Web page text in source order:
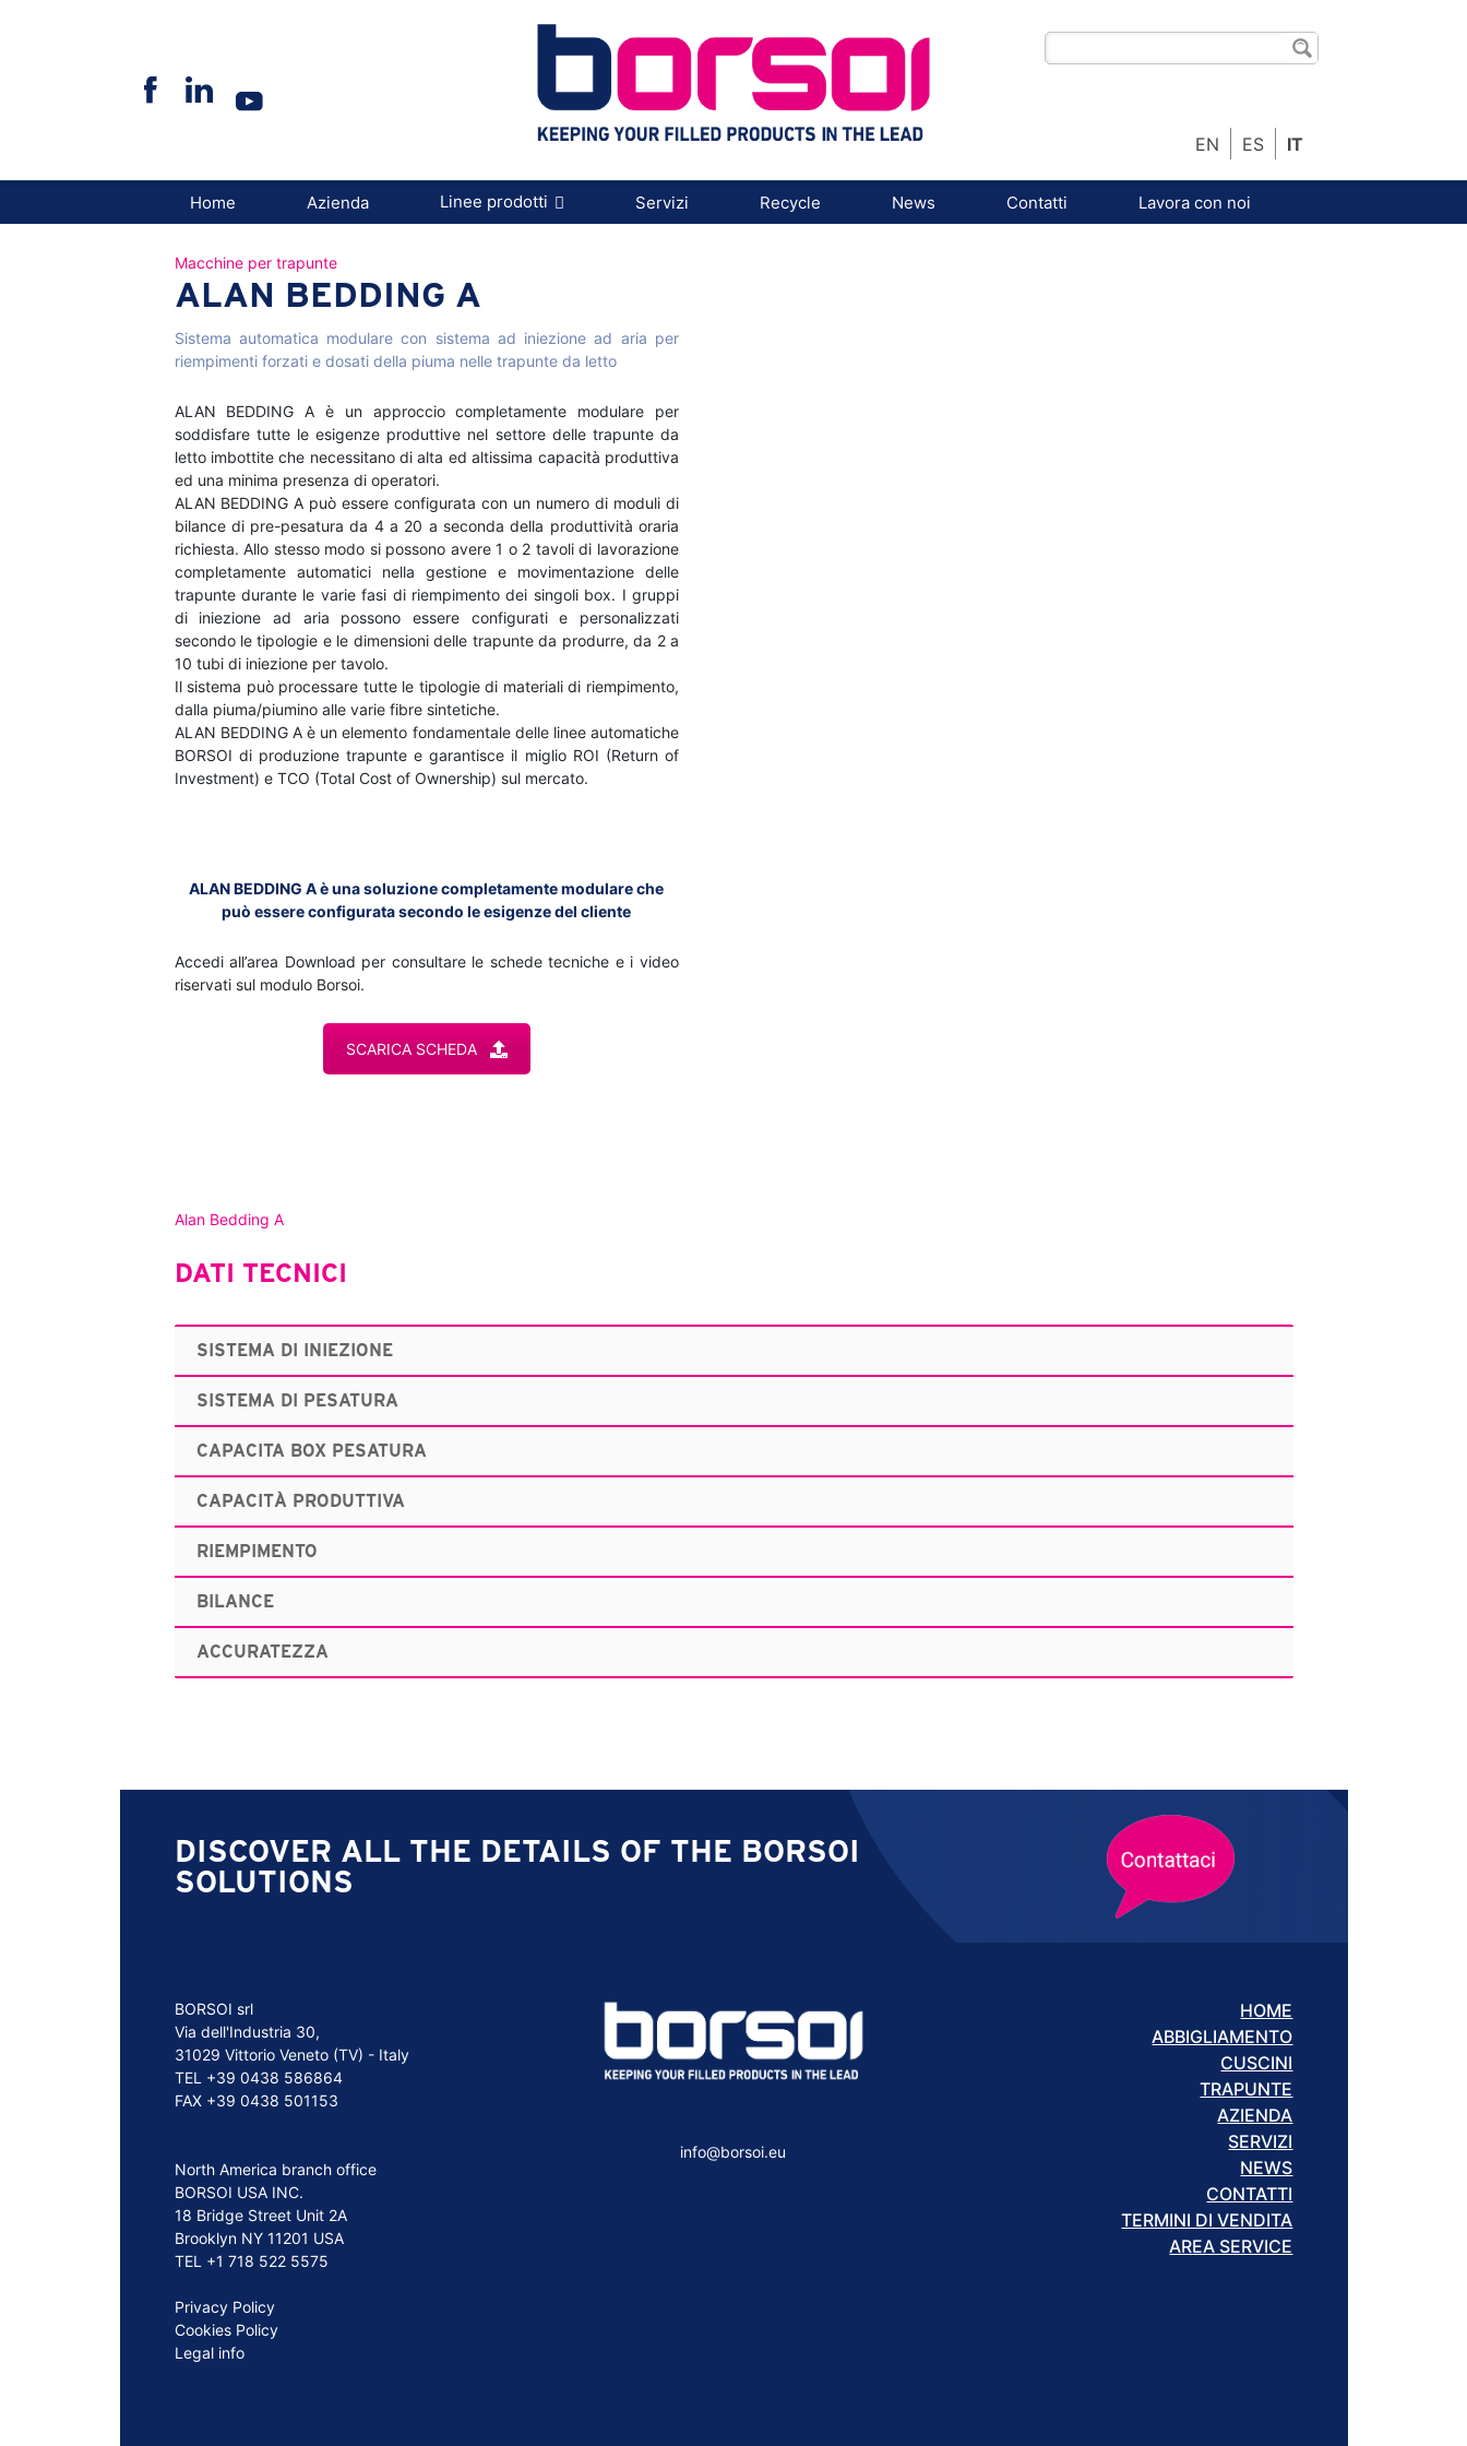
EN ES IT
Home Azienda Linee prodotti Servizi Recycle News Contatti Lavora con noi
Macchine per trapunte
ALAN BEDDING A
Sistema automatica modulare con sistema ad iniezione ad aria per
riempimenti forzati e dosati della piuma nelle trapunte da letto
ALAN BEDDING A è un approccio completamente modulare per
soddisfare tutte le esigenze produttive nel settore delle trapunte da
letto imbottite che necessitano di alta ed altissima capacità produttiva
ed una minima presenza di operatori.
ALAN BEDDING A può essere configurata con un numero di moduli di
bilance di pre-pesatura da 4 a 20 a seconda della produttività oraria
richiesta. Allo stesso modo si possono avere 1 o 2 tavoli di lavorazione
completamente automatici nella gestione e movimentazione delle
trapunte durante le varie fasi di riempimento dei singoli box. I gruppi
di iniezione ad aria possono essere configurati e personalizzati
secondo le tipologie e le dimensioni delle trapunte da produrre, da 2 a
10 tubi di iniezione per tavolo.
Il sistema può processare tutte le tipologie di materiali di riempimento,
dalla piuma/piumino alle varie fibre sintetiche.
ALAN BEDDING A è un elemento fondamentale delle linee automatiche
BORSOI di produzione trapunte e garantisce il miglio ROI (Return of
Investment) e TCO (Total Cost of Ownership) sul mercato.
ALAN BEDDING A è una soluzione completamente modulare che
può essere configurata secondo le esigenze del cliente
Accedi all’area Download per consultare le schede tecniche e i video
riservati sul modulo Borsoi.
SCARICA SCHEDA
Alan Bedding A
DATI TECNICI
SISTEMA DI INIEZIONE
SISTEMA DI PESATURA
CAPACITA BOX PESATURA
CAPACITÀ PRODUTTIVA
RIEMPIMENTO
BILANCE
ACCURATEZZA
DISCOVER ALL THE DETAILS OF THE BORSOI
SOLUTIONS
BORSOI srl
Via dell'Industria 30,
31029 Vittorio Veneto (TV) - Italy
TEL +39 0438 586864
FAX +39 0438 501153
North America branch office
BORSOI USA INC.
18 Bridge Street Unit 2A
Brooklyn NY 11201 USA
TEL +1 718 522 5575
Privacy Policy
Cookies Policy
Legal info
info@borsoi.eu
HOME
ABBIGLIAMENTO
CUSCINI
TRAPUNTE
AZIENDA
SERVIZI
NEWS
CONTATTI
TERMINI DI VENDITA
AREA SERVICE